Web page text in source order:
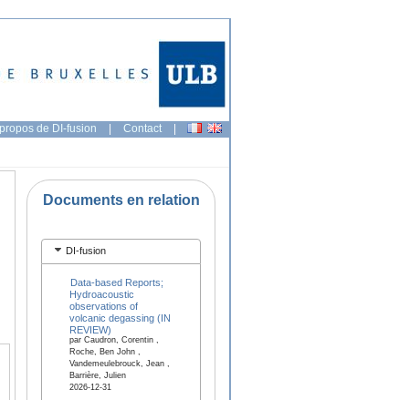
de DI-fusion | Contact |
Documents en relation
DI-fusion
Data-based Reports;
Hydroacoustic
observations of
volcanic degassing (IN
REVIEW)
par Caudron, Corentin ,
Roche, Ben John ,
Vandemeulebrouck, Jean ,
Barrière, Julien
2026-12-31